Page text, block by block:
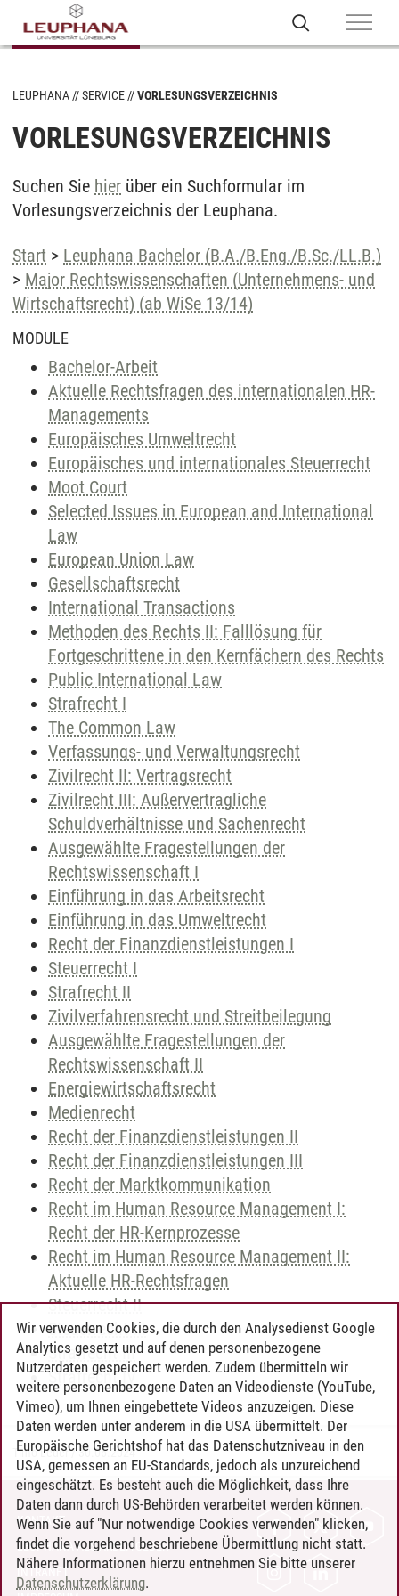
LEUPHANA SERVICE VORLESUNGSVERZEICHNIS
VORLESUNGSVERZEICHNIS
Suchen Sie hier über ein Suchformular im
Vorlesungsverzeichnis der Leuphana.
Start > Leuphana Bachelor (B.A./B.Eng./B.Sc./LL.B.)
> Major Rechtswissenschaften (Unternehmens- und
Wirtschaftsrecht) (ab WiSe 13/14)
MODULE
Bachelor-Arbeit
Aktuelle Rechtsfragen des internationalen HR-
Managements
Europäisches Umweltrecht
Europäisches und internationales Steuerrecht
Moot Court
Selected Issues in European and International
Law
European Union Law
Gesellschaftsrecht
International Transactions
Methoden des Rechts II: Falllösung für
Fortgeschrittene in den Kernfächern des Rechts
Public International Law
Strafrecht I
The Common Law
Verfassungs- und Verwaltungsrecht
Zivilrecht II: Vertragsrecht
Zivilrecht III: Außervertragliche
Schuldverhältnisse und Sachenrecht
Ausgewählte Fragestellungen der
Rechtswissenschaft I
Einführung in das Arbeitsrecht
Einführung in das Umweltrecht
Recht der Finanzdienstleistungen I
Steuerrecht I
Strafrecht II
Zivilverfahrensrecht und Streitbeilegung
Ausgewählte Fragestellungen der
Rechtswissenschaft II
Energiewirtschaftsrecht
Medienrecht
Recht der Finanzdienstleistungen II
Recht der Finanzdienstleistungen III
Recht der Marktkommunikation
Recht im Human Resource Management I:
Recht der HR-Kernprozesse
Recht im Human Resource Management II:
Aktuelle HR-Rechtsfragen
Steuerrecht II
Steuerrecht III
Strafrecht III
Strafrecht IV
Timo Leder/30.06.2024
KONTAKT
LEUPHANA ALS ARBEITGEBER
INTRANET
Wir verwenden Cookies, die durch den Analysedienst Google
Analytics gesetzt und auf denen personenbezogene
Nutzerdaten gespeichert werden. Zudem übermitteln wir
weitere personenbezogene Daten an Videodienste (YouTube,
Vimeo), um Ihnen eingebettete Videos anzuzeigen. Diese
Daten werden unter anderem in die USA übermittelt. Der
Europäische Gerichtshof hat das Datenschutzniveau in den
USA, gemessen an EU-Standards, jedoch als unzureichend
eingeschätzt. Es besteht auch die Möglichkeit, dass Ihre
Daten dann durch US-Behörden verarbeitet werden können.
Wenn Sie auf "Nur notwendige Cookies verwenden" klicken,
findet die vorgehend beschriebene Übermittlung nicht statt.
Nähere Informationen hierzu entnehmen Sie bitte unserer
Datenschutzerklärung.